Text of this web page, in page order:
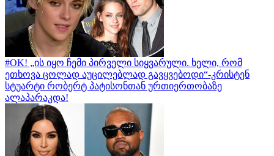
#OK! „ის იყო ჩემი პირველი სიყვარული. ხელი, რომ
ეთხოვა ცოლად აუცილებლად გავყვებოდი“-კრისტენ
სტუარტი რობერტ პატისონთან ურთიერთობაზე
ალაპარაკდა!